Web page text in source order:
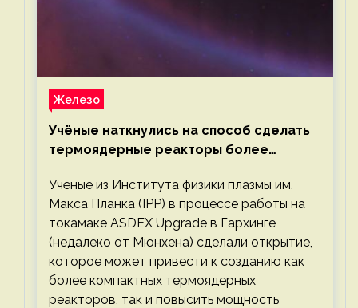
Железо
Учёные наткнулись на способ сделать
термоядерные реакторы более
Учёные из Института физики плазмы им.
Макса Планка (IPP) в процессе работы на
токамаке ASDEX Upgrade в Гархинге
(недалеко от Мюнхена) сделали открытие,
которое может привести к созданию как
более компактных термоядерных
реакторов, так и повысить мощность